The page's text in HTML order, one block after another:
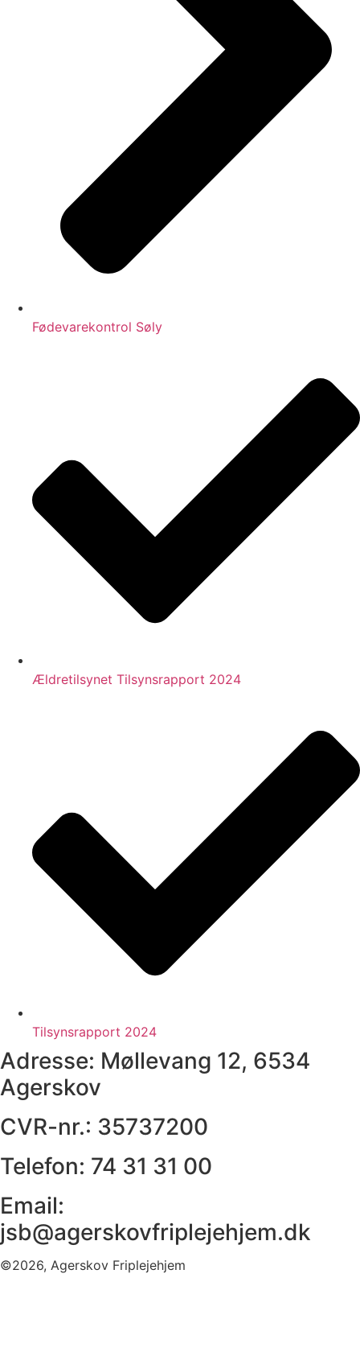
Fødevarekontrol Søly
Ældretilsynet Tilsynsrapport 2024
Tilsynsrapport 2024
Adresse: Møllevang 12, 6534
Agerskov
CVR-nr.: 35737200
Telefon: 74 31 31 00
Email:
jsb@agerskovfriplejehjem.dk
©2026, Agerskov Friplejehjem